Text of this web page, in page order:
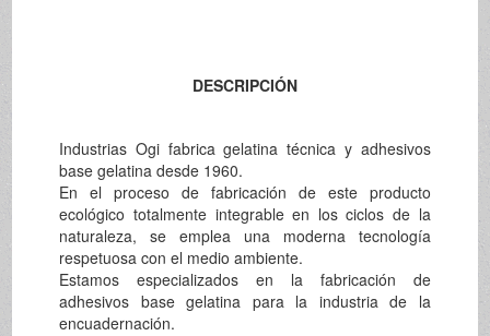
DESCRIPCIÓN
Industrias Ogi fabrica gelatina técnica y adhesivos
base gelatina desde 1960.
En el proceso de fabricación de este producto
ecológico totalmente integrable en los ciclos de la
naturaleza, se emplea una moderna tecnología
respetuosa con el medio ambiente.
Estamos especializados en la fabricación de
adhesivos base gelatina para la industria de la
encuadernación.